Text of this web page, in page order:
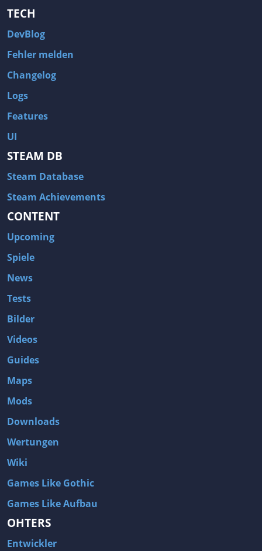
TECH
DevBlog
Fehler melden
Changelog
Logs
Features
UI
STEAM DB
Steam Database
Steam Achievements
CONTENT
Upcoming
Spiele
News
Tests
Bilder
Videos
Guides
Maps
Mods
Downloads
Wertungen
Wiki
Games Like Gothic
Games Like Aufbau
OHTERS
Entwickler